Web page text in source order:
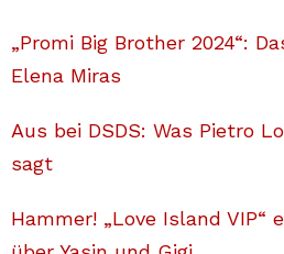
„Promi Big Brother 2024“:
Elena Miras
Aus bei DSDS: Was Pietro
sagt
Hammer! „Love Island VIP“